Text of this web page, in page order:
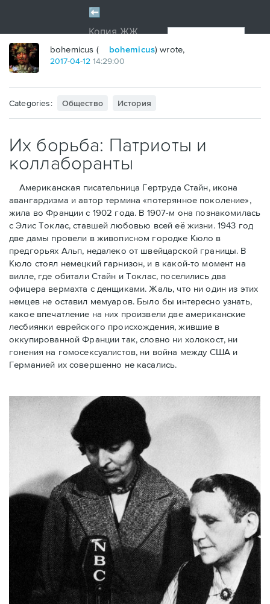
bohemicus ( bohemicus) wrote,
2017-04-12 14:29:00
Categories: Общество История
Их борьба: Патриоты и
коллаборанты
Американская писательница Гертруда Стайн, икона
авангардизма и автор термина «потерянное поколение»,
жила во Франции с 1902 года. В 1907-м она познакомилась
с Элис Токлас, ставшей любовью всей её жизни. 1943 год
две дамы провели в живописном городке Кюло в
предгорьях Альп, недалеко от швейцарской границы. В
Кюло стоял немецкий гарнизон, и в какой-то момент на
вилле, где обитали Стайн и Токлас, поселились два
офицера вермахта с денщиками. Жаль, что ни один из этих
немцев не оставил мемуаров. Было бы интересно узнать,
какое впечатление на них произвели две американские
лесбиянки еврейского происхождения, жившие в
оккупированной Франции так, словно ни холокост, ни
гонения на гомосексуалистов, ни война между США и
Германией их совершенно не касались.